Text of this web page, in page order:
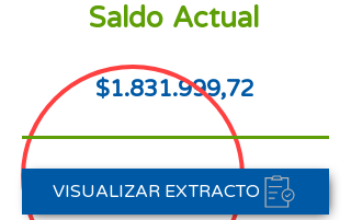
Saldo Actual
$1.831.999,72
VISUALIZAR EXTRACTO